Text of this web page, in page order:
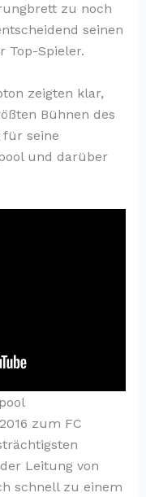
zu noch
seinen
Top-Spieler.
zeigten klar,
Bühnen des
für seine
und darüber
zum FC
Leitung von
schnell zu einem